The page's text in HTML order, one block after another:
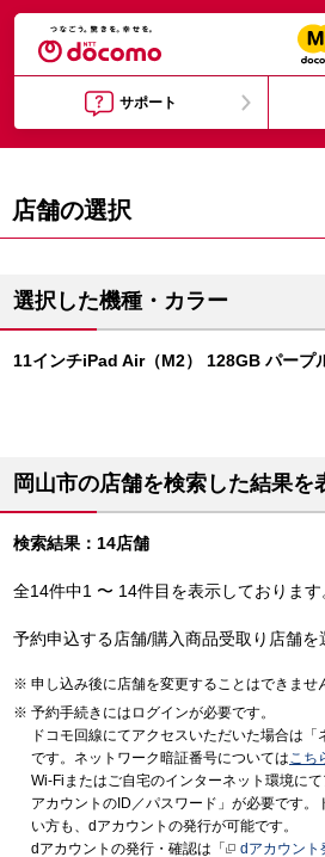
サポート
店舗の選択
選択した機種・カラー
11インチiPad Air（M2） 128GB パープ
岡山市の店舗を検索した結果を
検索結果：14店舗
全14件中1 〜 14件目を表示しておりま
予約申込する店舗/購入商品受取り店舗を
申し込み後に店舗を変更することはできませ
予約手続きにはログインが必要です。
ドコモ回線にてアクセスいただいた場合は
です。ネットワーク暗証番号についてはこち
Wi-Fiまたはご自宅のインターネット環境に
アカウントのID／パスワード」が必要です。
い方も、dアカウントの発行が可能です。
dアカウントの発行・確認は「
dアカウント